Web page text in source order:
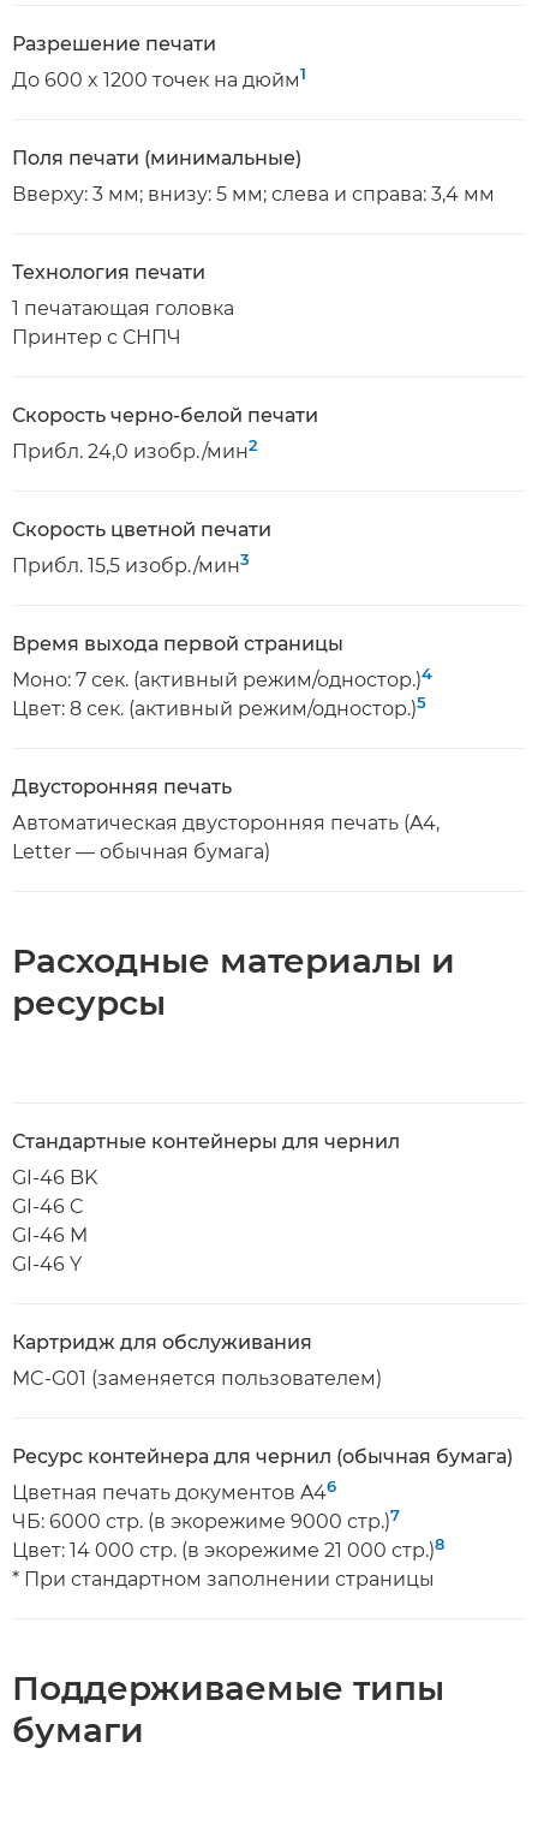
Разрешение печати
До 600 x 1200 точек на дюйм1
Поля печати (минимальные)
Вверху: 3 мм; внизу: 5 мм; слева и справа: 3,4 мм
Технология печати
1 печатающая головка
Принтер с СНПЧ
Скорость черно-белой печати
Прибл. 24,0 изобр./мин2
Скорость цветной печати
Прибл. 15,5 изобр./мин3
Время выхода первой страницы
Моно: 7 сек. (активный режим/одностор.)4
Цвет: 8 сек. (активный режим/одностор.)5
Двусторонняя печать
Автоматическая двусторонняя печать (A4,
Letter — обычная бумага)
Расходные материалы и
ресурсы
Стандартные контейнеры для чернил
GI-46 BK
GI-46 C
GI-46 M
GI-46 Y
Картридж для обслуживания
MC-G01 (заменяется пользователем)
Ресурс контейнера для чернил (обычная бумага)
Цветная печать документов A46
ЧБ: 6000 стр. (в экорежиме 9000 стр.)7
Цвет: 14 000 стр. (в экорежиме 21 000 стр.)8
* При стандартном заполнении страницы
Поддерживаемые типы
бумаги